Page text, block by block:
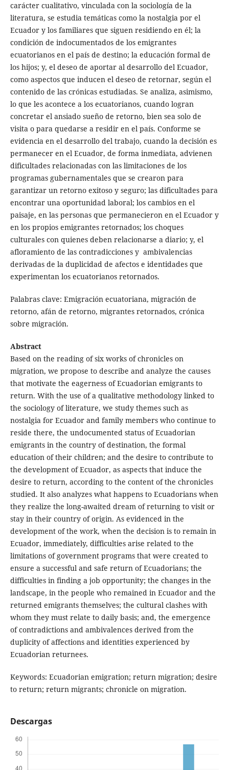
carácter cualitativo, vinculada con la sociología de la
literatura, se estudia temáticas como la nostalgia por el
Ecuador y los familiares que siguen residiendo en él; la
condición de indocumentados de los emigrantes
ecuatorianos en el país de destino; la educación formal de
los hijos; y, el deseo de aportar al desarrollo del Ecuador,
como aspectos que inducen el deseo de retornar, según el
contenido de las crónicas estudiadas. Se analiza, asimismo,
lo que les acontece a los ecuatorianos, cuando logran
concretar el ansiado sueño de retorno, bien sea solo de
visita o para quedarse a residir en el país. Conforme se
evidencia en el desarrollo del trabajo, cuando la decisión es
permanecer en el Ecuador, de forma inmediata, advienen
dificultades relacionadas con las limitaciones de los
programas gubernamentales que se crearon para
garantizar un retorno exitoso y seguro; las dificultades para
encontrar una oportunidad laboral; los cambios en el
paisaje, en las personas que permanecieron en el Ecuador y
en los propios emigrantes retornados; los choques
culturales con quienes deben relacionarse a diario; y, el
afloramiento de las contradicciones y ambivalencias
derivadas de la duplicidad de afectos e identidades que
experimentan los ecuatorianos retornados.
Palabras clave: Emigración ecuatoriana, migración de
retorno, afán de retorno, migrantes retornados, crónica
sobre migración.
Abstract
Based on the reading of six works of chronicles on
migration, we propose to describe and analyze the causes
that motivate the eagerness of Ecuadorian emigrants to
return. With the use of a qualitative methodology linked to
the sociology of literature, we study themes such as
nostalgia for Ecuador and family members who continue to
reside there, the undocumented status of Ecuadorian
emigrants in the country of destination, the formal
education of their children; and the desire to contribute to
the development of Ecuador, as aspects that induce the
desire to return, according to the content of the chronicles
studied. It also analyzes what happens to Ecuadorians when
they realize the long-awaited dream of returning to visit or
stay in their country of origin. As evidenced in the
development of the work, when the decision is to remain in
Ecuador, immediately, difficulties arise related to the
limitations of government programs that were created to
ensure a successful and safe return of Ecuadorians; the
difficulties in finding a job opportunity; the changes in the
landscape, in the people who remained in Ecuador and the
returned emigrants themselves; the cultural clashes with
whom they must relate to daily basis; and, the emergence
of contradictions and ambivalences derived from the
duplicity of affections and identities experienced by
Ecuadorian returnees.
Keywords: Ecuadorian emigration; return migration; desire
to return; return migrants; chronicle on migration.
Descargas